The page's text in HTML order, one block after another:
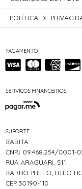
PAGAMENTO
SERVIÇOS FINANCEIROS
SUPORTE
BABITA
CNPJ 09.468.254/0001-
RUA ARAGUARI, 511
BARRO PRETO, BELO
CEP 30190-110
POLÍTICA DE